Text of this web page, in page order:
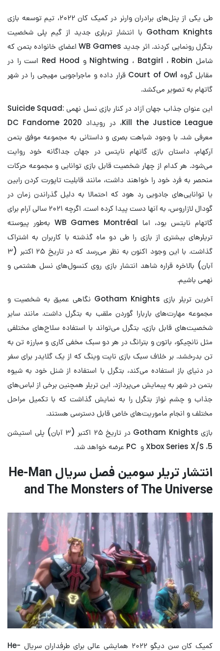
طی یکی از پنل‌های برادران وارنر در کمیک کان ۲۰۲۲، تیم توسعه بازی
Gotham Knights با انتشار تریلری جدید از گیم پلی شخصیت
بتگرل رونمایی کردند. اثر جدید WB Games اعضای خانواده بتمن که
شامل Nightwing ، Batgirl ، Robin و Red Hood است را در
مقابل گروه Court of Owl قرار داده و ماجراجویی مهیجی را در شهر
گاتهام به تصویر می‌کشد.
این عنوان جذاب جهان آزاد در کنار بازی نسل نهمی Suicide Squad:
Kill the Justice League، در رویداد DC Fandome 2020
معرفی شد. با وجود شباهت بصری و داستانی به مجموعه موفق بتمن
آرکهام، داستان بازی گاتهام نایتس در جهان جداگانه خود روایت
می‌شود. هر کدام از چهار شخصیت قابل بازی توانایی‌ و مجموعه حرکات
منحصر به فرد خود را خواهند داشت، مانند قابلیت تاپورت کردن رابین
یا توانایی‌های جادویی رد هود که احتمالا به دلیل گذراندن زمان در
گودال لازاروس، به‌ آنها دست پیدا کرده است. اگرچه ۲۰۲۱ سالی آرام برای
گاتهام نایتس بود، اما WB Games Montréal به‌طور پیوسته
تریلرهای بیشتری از بازی را طی دو ماه گذشته با کاربران به اشتراک
گذاشت. با این وجود اکنون به نظر می‌رسد که در تاریخ ۲۵ اکتبر (۳
آبان) بالاخره قراره شاهد انتشار بازی روی کنسول‌های نسل هشتمی و
نهمی باشیم.
آخرین تریلر بازی Gotham Knights نگاهی عمیق به شخصیت و
مجموعه مهارت‌های باربارا گوردن ملقب به بتگرل داشت. مانند سایر
شخصیت‌های قابل بازی، بتگرل می‌تواند با استفاده سلاح‌های مختلفی
مثل نانچیکو، باتون و بترانگ در هر دو سبک مخفی کاری و مبارزه تن به
تن بدرخشد. بر خلاف سبک بازی نایت وینگ که از یک گلایدر برای سفر
در دنیای باز استفاده می‌کند، بتگرل با استفاده از شنل خود به شیوه
بتمن در شهر به پیمایش می‌پردازد. این تریلر همچنین برخی از لباس‌های
جذاب و چشم نواز بتگرل را به نمایش گذاشت که با تکمیل مراحل
مختلف و انجام ماموریت‌های خاص قابل دسترسی هستند.
بازی Gotham Knights در تاریخ ۲۵ اکتبر (۳ آبان) پلی استیشن
5، Xbox Series X/S و PC عرضه خواهد شد.
انتشار تریلر سومین فصل سریال He-Man
and The Monsters of The Universe
کمیک کان سن دیگو ۲۰۲۲ همایشی عالی برای طرفداران سریال He-